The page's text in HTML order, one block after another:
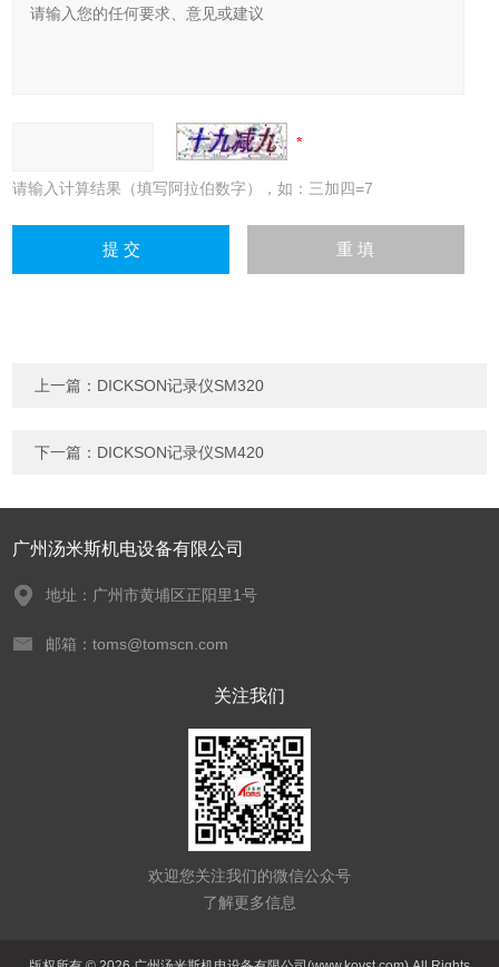
请输入计算结果（填写阿拉伯数字），如：三加四=7
上一篇： DICKSON记录仪SM320
下一篇： DICKSON记录仪SM420
广州汤米斯机电设备有限公司
地址：广州市黄埔区正阳里1号
邮箱：toms@tomscn.com
关注我们
欢迎您关注我们的微信公众号
了解更多信息